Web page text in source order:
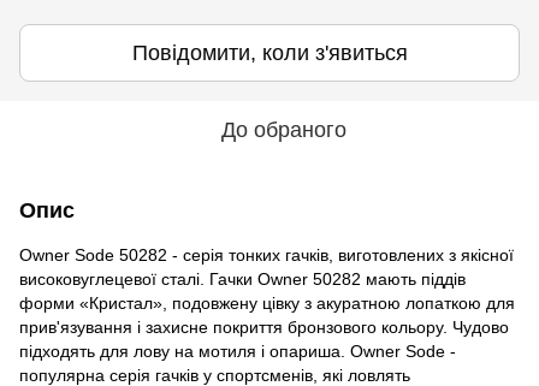
Повідомити, коли з'явиться
До обраного
Опис
Owner Sode 50282 - серія тонких гачків, виготовлених з якісної
високовуглецевої сталі. Гачки Owner 50282 мають піддів
форми «Кристал», подовжену цівку з акуратною лопаткою для
прив'язування і захисне покриття бронзового кольору. Чудово
підходять для лову на мотиля і опариша. Owner Sode -
популярна серія гачків у спортсменів, які ловлять